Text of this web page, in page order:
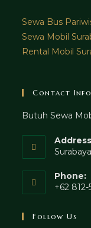
Sewa Bus
Sewa Mobil
Rental Mobil
Contact Info
Butuh Sewa
Phone:
+62
Follow Us